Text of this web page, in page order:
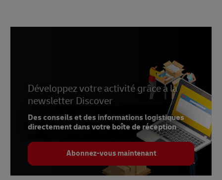
Développez votre activité grâce à la
newsletter Discover
Des conseils et des informations logistiques
directement dans votre boîte de réception
Abonnez-vous maintenant